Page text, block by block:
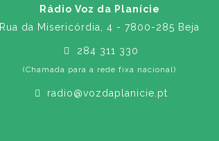
Rádio Voz da Planície
Rua da Misericórdia, 4 - 7800-285 Beja
284 311 330
(Chamada para a rede fixa nacional)
radio@vozdaplanicie.pt